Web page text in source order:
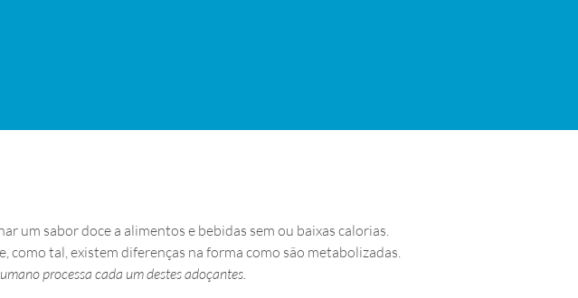
um sabor doce a alimentos e bebidas sem ou baixas calorias.
como tal, existem diferenças na forma como são metabolizadas.
processa cada um destes adoçantes.